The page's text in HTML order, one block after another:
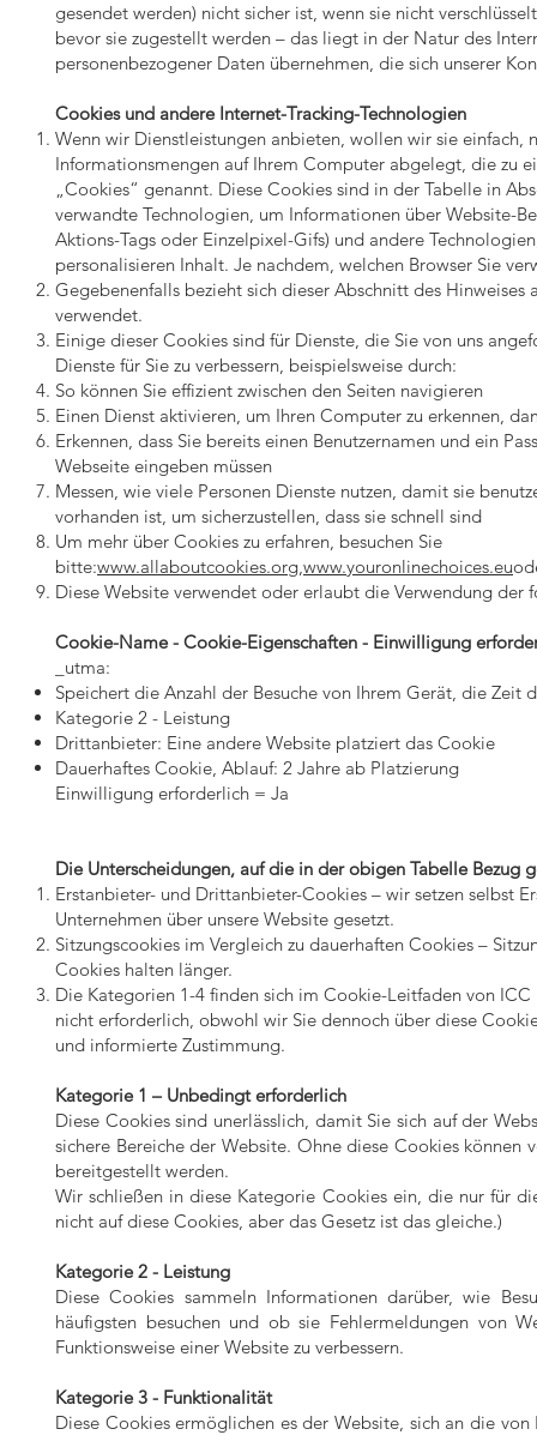
gesendet werden) nicht sicher ist, wenn sie nicht
bevor sie zugestellt werden – das liegt in der Natur des
personenbezogener Daten übernehmen, die sich unserer
Cookies und andere Internet-Tracking-Technologien
Wenn wir Dienstleistungen anbieten, wollen wir sie einfach,
Informationsmengen auf Ihrem Computer abgelegt, die zu
„Cookies“ genannt. Diese Cookies sind in der Tabelle in
verwandte Technologien, um Informationen über Website-
Aktions-Tags oder Einzelpixel-Gifs) und andere
personalisieren Inhalt. Je nachdem, welchen Browser Sie
Gegebenenfalls bezieht sich dieser Abschnitt des
verwendet.
Einige dieser Cookies sind für Dienste, die Sie von uns
Dienste für Sie zu verbessern, beispielsweise durch:
So können Sie effizient zwischen den Seiten navigieren
Einen Dienst aktivieren, um Ihren Computer zu erkennen,
Erkennen, dass Sie bereits einen Benutzernamen und ein
Webseite eingeben müssen
Messen, wie viele Personen Dienste nutzen, damit sie
vorhanden ist, um sicherzustellen, dass sie schnell sind
Um mehr über Cookies zu erfahren, besuchen Sie
bitte:www.allaboutcookies.org,www.youronlinechoices.eu
Diese Website verwendet oder erlaubt die Verwendung der
Cookie-Name - Cookie-Eigenschaften - Einwilligung
_utma:
Speichert die Anzahl der Besuche von Ihrem Gerät, die Zeit
Kategorie 2 - Leistung
Drittanbieter: Eine andere Website platziert das Cookie
Dauerhaftes Cookie, Ablauf: 2 Jahre ab Platzierung
Einwilligung erforderlich = Ja
Die Unterscheidungen, auf die in der obigen Tabelle Bezug
Erstanbieter- und Drittanbieter-Cookies – wir setzen selbst
Unternehmen über unsere Website gesetzt.
Sitzungscookies im Vergleich zu dauerhaften Cookies –
Cookies halten länger.
Die Kategorien 1-4 finden sich im Cookie-Leitfaden von
nicht erforderlich, obwohl wir Sie dennoch über diese
und informierte Zustimmung.
Kategorie 1 – Unbedingt erforderlich
Diese Cookies sind unerlässlich, damit Sie sich auf der
sichere Bereiche der Website. Ohne diese Cookies
bereitgestellt werden.
Wir schließen in diese Kategorie Cookies ein, die nur für
nicht auf diese Cookies, aber das Gesetz ist das gleiche.)
Kategorie 2 - Leistung
Diese Cookies sammeln Informationen darüber, wie
häufigsten besuchen und ob sie Fehlermeldungen von
Funktionsweise einer Website zu verbessern.
Kategorie 3 - Funktionalität
Diese Cookies ermöglichen es der Website, sich an die